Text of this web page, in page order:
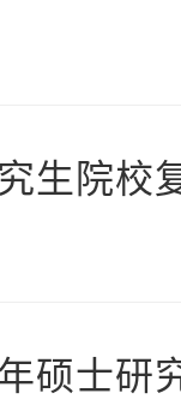
生院校
硕士研